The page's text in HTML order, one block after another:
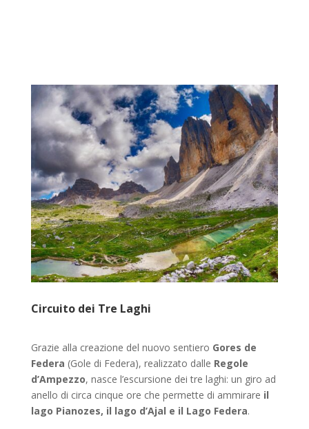
Circuito dei Tre Laghi
Grazie alla creazione del nuovo sentiero Gores de
Federa (Gole di Federa), realizzato dalle Regole
d’Ampezzo, nasce l’escursione dei tre laghi: un giro ad
anello di circa cinque ore che permette di ammirare il
lago Pianozes, il lago d’Ajal e il Lago Federa.